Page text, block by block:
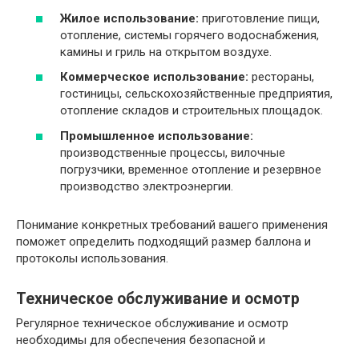
Жилое использование: приготовление пищи,
отопление, системы горячего водоснабжения,
камины и гриль на открытом воздухе.
Коммерческое использование: рестораны,
гостиницы, сельскохозяйственные предприятия,
отопление складов и строительных площадок.
Промышленное использование:
производственные процессы, вилочные
погрузчики, временное отопление и резервное
производство электроэнергии.
Понимание конкретных требований вашего применения
поможет определить подходящий размер баллона и
протоколы использования.
Техническое обслуживание и осмотр
Регулярное техническое обслуживание и осмотр
необходимы для обеспечения безопасной и